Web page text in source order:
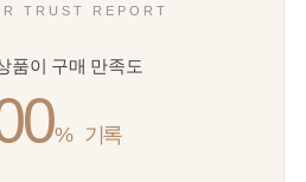
TRUST REPORT
품이 구매 만족도
% 기록